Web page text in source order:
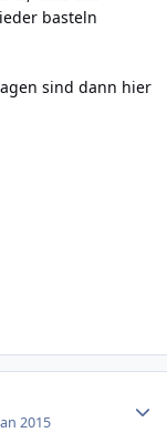
basteln
sind dann hier
2015